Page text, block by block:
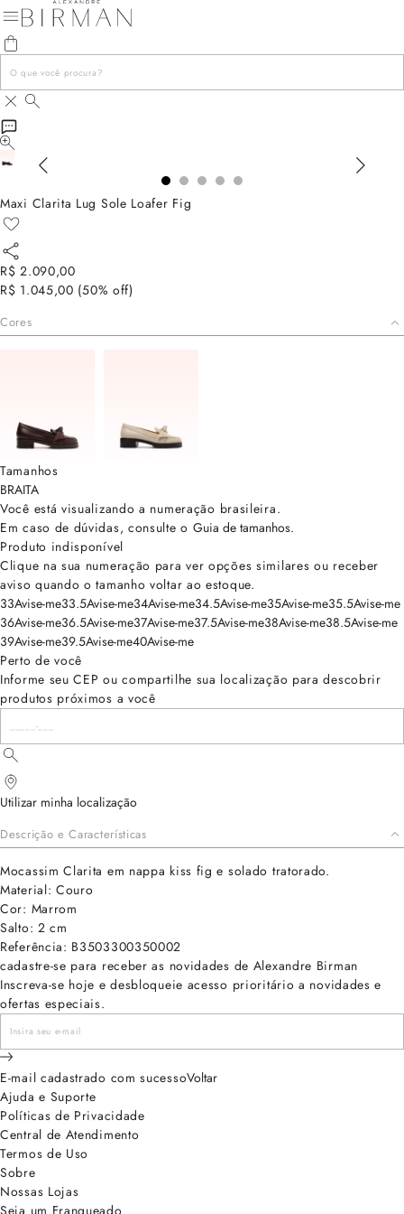
Maxi Clarita Lug Sole Loafer Fig
R$ 2.090,00
R$ 1.045,00 (50% off)
Cores
Tamanhos
BRAITA
Você está visualizando a numeração brasileira.
Em caso de dúvidas, consulte o Guia de tamanhos.
Produto indisponível
Clique na sua numeração para ver opções similares ou receber
aviso quando o tamanho voltar ao estoque.
33Avise-me33.5Avise-me34Avise-me34.5Avise-me35Avise-me35.5Avise-me
36Avise-me36.5Avise-me37Avise-me37.5Avise-me38Avise-me38.5Avise-me
39Avise-me39.5Avise-me40Avise-me
Perto de você
Informe seu CEP ou compartilhe sua localização para descobrir
produtos próximos a você
Utilizar minha localização
Descrição e Características
Mocassim Clarita em nappa kiss fig e solado tratorado.
Material: Couro
Cor: Marrom
Salto: 2 cm
Referência: B3503300350002
cadastre-se para receber as novidades de Alexandre Birman
Inscreva-se hoje e desbloqueie acesso prioritário a novidades e
ofertas especiais.
E-mail cadastrado com sucessoVoltar
Ajuda e Suporte
Políticas de Privacidade
Central de Atendimento
Termos de Uso
Sobre
Nossas Lojas
Seja um Franqueado